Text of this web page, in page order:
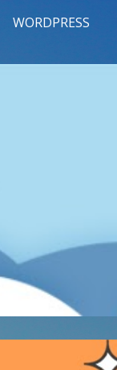
WORDPRESS